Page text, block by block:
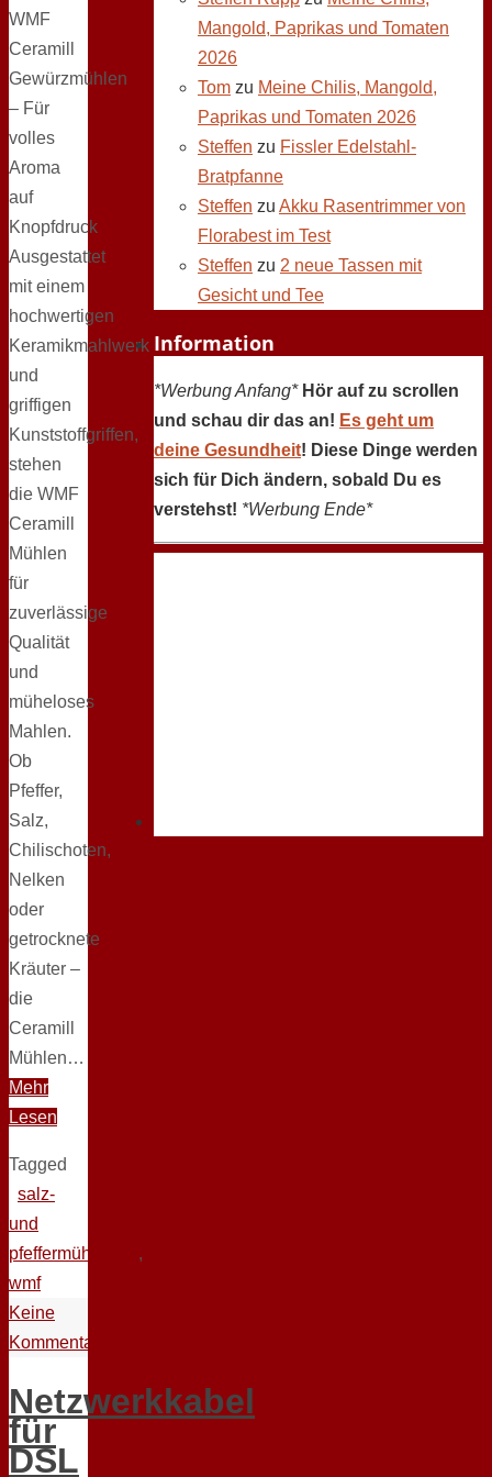
WMF
Ceramill
Gewürzmühlen
– Für
volles
Aroma
auf
Knopfdruck
Ausgestattet
mit einem
hochwertigen
Keramikmahlwerk
und
griffigen
Kunststoffgriffen,
stehen
die WMF
Ceramill
Mühlen
für
zuverlässige
Qualität
und
müheloses
Mahlen.
Ob
Pfeffer,
Salz,
Chilischoten,
Nelken
oder
getrocknete
Kräuter –
die
Ceramill
Mühlen…
Mehr
Lesen
Tagged
salz-
und
pfeffermühlenset ,
wmf
Keine
Kommentare
Netzwerkkabel
für
DSL
Mangold, Paprikas und Tomaten
2026
Tom zu Meine Chilis, Mangold,
Paprikas und Tomaten 2026
Steffen zu Fissler Edelstahl-
Bratpfanne
Steffen zu Akku Rasentrimmer von
Florabest im Test
Steffen zu 2 neue Tassen mit
Gesicht und Tee
Information
*Werbung Anfang* Hör auf zu scrollen
und schau dir das an! Es geht um
deine Gesundheit! Diese Dinge werden
sich für Dich ändern, sobald Du es
verstehst! *Werbung Ende*